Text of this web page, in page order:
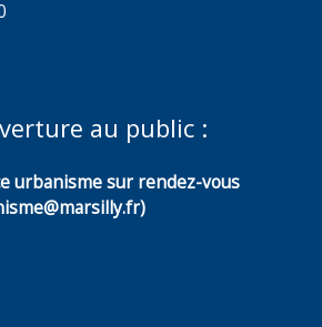
au public :
urbanisme sur rendez-vous